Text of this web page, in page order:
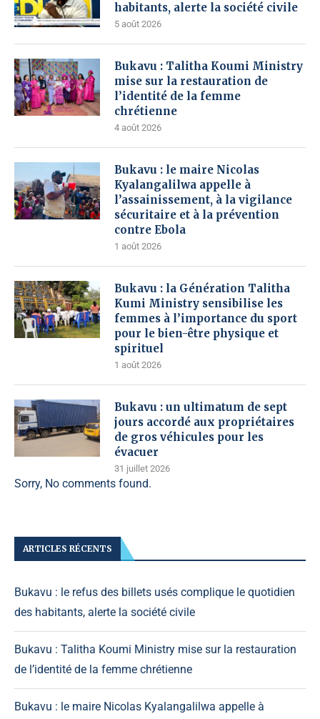
habitants, alerte la société civile
5 août 2026
Bukavu : Talitha Koumi Ministry
mise sur la restauration de
l’identité de la femme
chrétienne
4 août 2026
Bukavu : le maire Nicolas
Kyalangalilwa appelle à
l’assainissement, à la vigilance
sécuritaire et à la prévention
contre Ebola
1 août 2026
Bukavu : la Génération Talitha
Kumi Ministry sensibilise les
femmes à l’importance du sport
pour le bien-être physique et
spirituel
1 août 2026
Bukavu : un ultimatum de sept
jours accordé aux propriétaires
de gros véhicules pour les
évacuer
31 juillet 2026
Sorry, No comments found.
ARTICLES RÉCENTS
Bukavu : le refus des billets usés complique le quotidien
des habitants, alerte la société civile
Bukavu : Talitha Koumi Ministry mise sur la restauration
de l’identité de la femme chrétienne
Bukavu : le maire Nicolas Kyalangalilwa appelle à